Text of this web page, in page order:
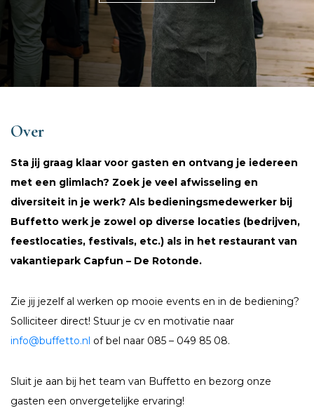
Over
Sta jij graag klaar voor gasten en ontvang je iedereen
met een glimlach? Zoek je veel afwisseling en
diversiteit in je werk? Als bedieningsmedewerker bij
Buffetto werk je zowel op diverse locaties (bedrijven,
feestlocaties, festivals, etc.) als in het restaurant van
vakantiepark Capfun – De Rotonde.
Zie jij jezelf al werken op mooie events en in de bediening?
Solliciteer direct! Stuur je cv en motivatie naar
info@buffetto.nl of bel naar 085 – 049 85 08.
Sluit je aan bij het team van Buffetto en bezorg onze
gasten een onvergetelijke ervaring!